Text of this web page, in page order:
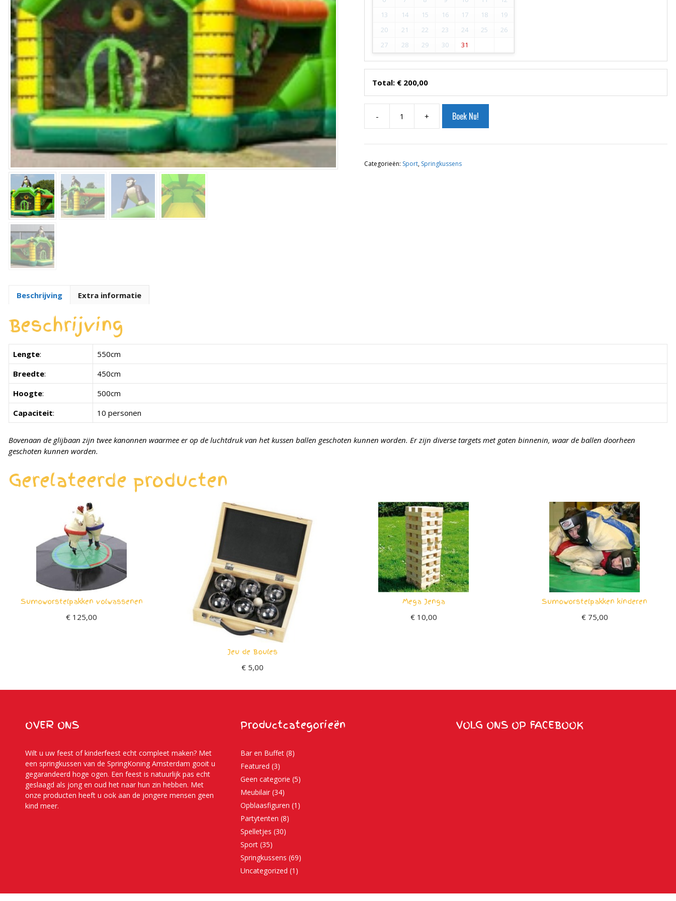
13
14 15 16 17 18
19
20
21 22 23 24 25
26
27
28 29 30 31
Total: € 200,00
-
Shooting
Jungle
aantal
+ Boek Nu!
Categorieën: Sport, Springkussens
Beschrijving Extra informatie
Beschrijving
Lengte:
550cm
Breedte:
450cm
Hoogte:
500cm
Capaciteit: 10 personen
Bovenaan de glijbaan zijn twee kanonnen waarmee er op de luchtdruk van het kussen ballen geschoten kunnen worden. Er zijn diverse targets met gaten binnenin, waar de ballen doorheen
geschoten kunnen worden.
Gerelateerde producten
Sumoworstelpakken volwassenen
€ 125,00
Jeu de Boules
€ 5,00
Mega Jenga
€10,00
Sumoworstelpakken kinderen
€75,00
OVER ONS
Wilt u uw feest of kinderfeest echt compleet maken? Met
een springkussen van de SpringKoning Amsterdam gooit u
gegarandeerd hoge ogen. Een feest is natuurlijk pas echt
geslaagd als jong en oud het naar hun zin hebben. Met
onze producten heeft u ook aan de jongere mensen geen
kind meer.
Productcategorieën
Bar en Buffet (8)
Featured (3)
Geen categorie (5)
Meubilair (34)
Opblaasfiguren (1)
Partytenten (8)
Spelletjes (30)
Sport (35)
Springkussens (69)
Uncategorized (1)
VOLG ONS OP FACEBOOK